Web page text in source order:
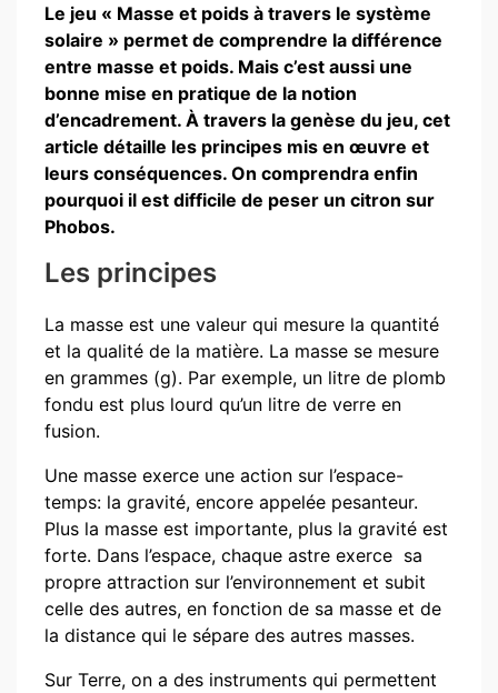
Le jeu « Masse et poids à travers le système
solaire » permet de comprendre la différence
entre masse et poids. Mais c’est aussi une
bonne mise en pratique de la notion
d’encadrement. À travers la genèse du jeu, cet
article détaille les principes mis en œuvre et
leurs conséquences. On comprendra enfin
pourquoi il est difficile de peser un citron sur
Phobos.
Les principes
La masse est une valeur qui mesure la quantité
et la qualité de la matière. La masse se mesure
en grammes (g). Par exemple, un litre de plomb
fondu est plus lourd qu’un litre de verre en
fusion.
Une masse exerce une action sur l’espace-
temps: la gravité, encore appelée pesanteur.
Plus la masse est importante, plus la gravité est
forte. Dans l’espace, chaque astre exerce sa
propre attraction sur l’environnement et subit
celle des autres, en fonction de sa masse et de
la distance qui le sépare des autres masses.
Sur Terre, on a des instruments qui permettent